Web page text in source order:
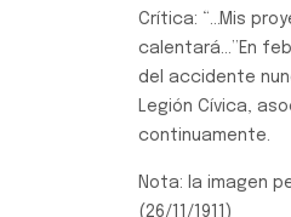
Crítica: “…Mis
calentará…”En
del accidente
Legión Cívica,
continuamente.
Nota: la imagen
(26/11/1911)